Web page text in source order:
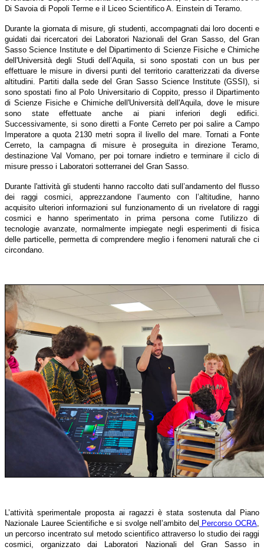
Di Savoia di Popoli Terme e il Liceo Scientifico A. Einstein di Teramo.
Durante la giornata di misure, gli studenti, accompagnati dai loro docenti e
guidati dai ricercatori dei Laboratori Nazionali del Gran Sasso, del Gran
Sasso Science Institute e del Dipartimento di Scienze Fisiche e Chimiche
dell'Università degli Studi dell’Aquila, si sono spostati con un bus per
effettuare le misure in diversi punti del territorio caratterizzati da diverse
altitudini. Partiti dalla sede del Gran Sasso Science Institute (GSSI), si
sono spostati fino al Polo Universitario di Coppito, presso il Dipartimento
di Scienze Fisiche e Chimiche dell'Università dell'Aquila, dove le misure
sono state effettuate anche ai piani inferiori degli edifici.
Successivamente, si sono diretti a Fonte Cerreto per poi salire a Campo
Imperatore a quota 2130 metri sopra il livello del mare. Tornati a Fonte
Cerreto, la campagna di misure è proseguita in direzione Teramo,
destinazione Val Vomano, per poi tornare indietro e terminare il ciclo di
misure presso i Laboratori sotterranei del Gran Sasso.
Durante l'attività gli studenti hanno raccolto dati sull’andamento del flusso
dei raggi cosmici, apprezzandone l’aumento con l’altitudine, hanno
acquisito ulteriori informazioni sul funzionamento di un rivelatore di raggi
cosmici e hanno sperimentato in prima persona come l'utilizzo di
tecnologie avanzate, normalmente impiegate negli esperimenti di fisica
delle particelle, permetta di comprendere meglio i fenomeni naturali che ci
circondano.
L’attività sperimentale proposta ai ragazzi è stata sostenuta dal Piano
Nazionale Lauree Scientifiche e si svolge nell’ambito del Percorso OCRA,
un percorso incentrato sul metodo scientifico attraverso lo studio dei raggi
cosmici, organizzato dai Laboratori Nazionali del Gran Sasso in